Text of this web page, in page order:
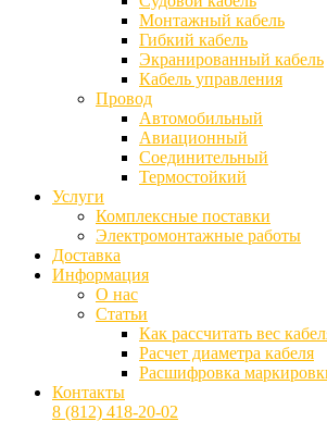
Монтажный кабель
Гибкий кабель
Экранированный кабель
Кабель управления
Провод
Автомобильный
Авиационный
Соединительный
Термостойкий
Услуги
Комплексные поставки
Электромонтажные работы
Доставка
Информация
О нас
Статьи
Как рассчитать вес
Расчет диаметра кабеля
Расшифровка
Контакты
8 (812) 418-20-02